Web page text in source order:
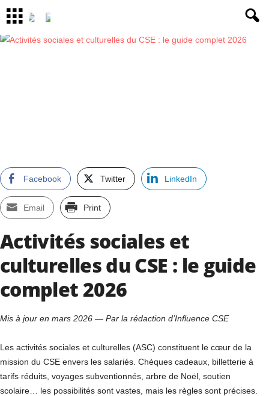
Facebook Twitter LinkedIn
Email Print
Activités sociales et
culturelles du CSE : le guide
complet 2026
Mis à jour en mars 2026 — Par la rédaction d’Influence CSE
Les activités sociales et culturelles (ASC) constituent le cœur de la
mission du CSE envers les salariés. Chèques cadeaux, billetterie à
tarifs réduits, voyages subventionnés, arbre de Noël, soutien
scolaire… les possibilités sont vastes, mais les règles sont précises.